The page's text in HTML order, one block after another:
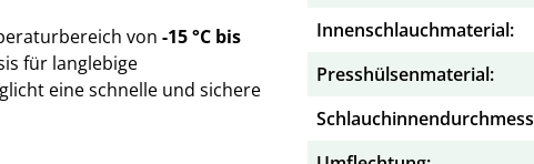
von -15 °C bis
für langlebige
eine schnelle und sichere
Innenschlauchmaterial:
Presshülsenmaterial: